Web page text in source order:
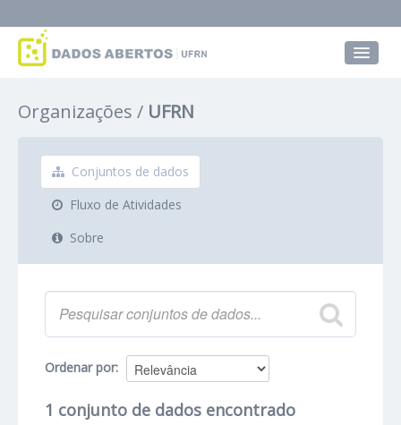
Grupos
Sobre
Organizações UFRN
Conjuntos de dados
Fluxo de Atividades
Sobre
Ordenar por
1 conjunto de dados encontrado